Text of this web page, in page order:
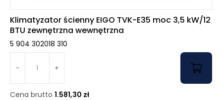
Klimatyzator ścienny EIGO TVK-E35 moc 3,5 kW/12
BTU zewnętrzna wewnętrzna
5 904 302018 310
- +
Cena brutto 1.581,30 zł